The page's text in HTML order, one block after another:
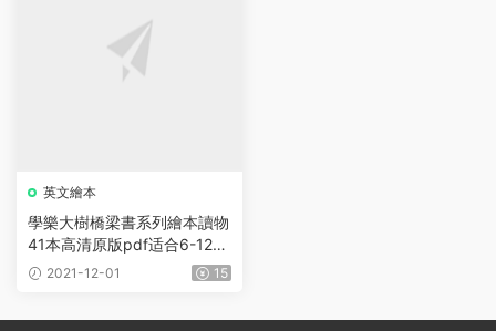
英文繪本
學樂大樹橋梁書系列繪本讀物
41本高清原版pdf适合6-12歲
孩子2021-12-01 15